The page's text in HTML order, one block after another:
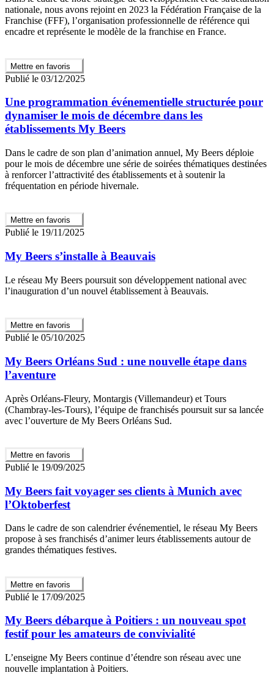
nationale, nous avons rejoint en 2023 la Fédération Française de la
Franchise (FFF), l’organisation professionnelle de référence qui
encadre et représente le modèle de la franchise en France.
Mettre en favoris
Publié le 03/12/2025
Une programmation événementielle structurée pour
dynamiser le mois de décembre dans les
établissements My Beers
Dans le cadre de son plan d’animation annuel, My Beers déploie
pour le mois de décembre une série de soirées thématiques destinées
à renforcer l’attractivité des établissements et à soutenir la
fréquentation en période hivernale.
Mettre en favoris
Publié le 19/11/2025
My Beers s’installe à Beauvais
Le réseau My Beers poursuit son développement national avec
l’inauguration d’un nouvel établissement à Beauvais.
Mettre en favoris
Publié le 05/10/2025
My Beers Orléans Sud : une nouvelle étape dans
l’aventure
Après Orléans-Fleury, Montargis (Villemandeur) et Tours
(Chambray-les-Tours), l’équipe de franchisés poursuit sur sa lancée
avec l’ouverture de My Beers Orléans Sud.
Mettre en favoris
Publié le 19/09/2025
My Beers fait voyager ses clients à Munich avec
l’Oktoberfest
Dans le cadre de son calendrier événementiel, le réseau My Beers
propose à ses franchisés d’animer leurs établissements autour de
grandes thématiques festives.
Mettre en favoris
Publié le 17/09/2025
My Beers débarque à Poitiers : un nouveau spot
festif pour les amateurs de convivialité
L’enseigne My Beers continue d’étendre son réseau avec une
nouvelle implantation à Poitiers.